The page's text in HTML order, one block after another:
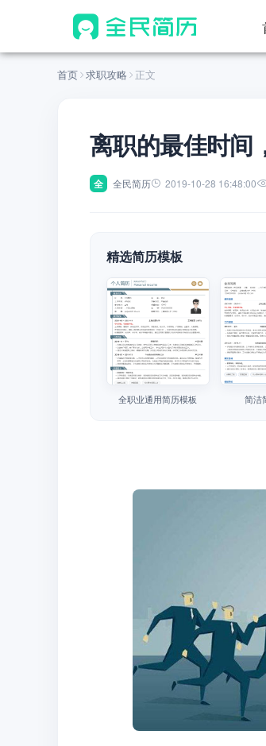
首页 求职攻略 正文
离职的最佳时间
全 全民简历 2019-10-28 16:48:00
精选简历模板
全职业通用简历模板 简洁